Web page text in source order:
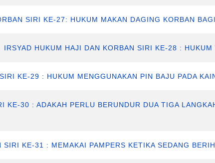
SIRI KE-27: HUKUM MAKAN DAGING KORBAN
IRSYAD HUKUM HAJI DAN KORBAN SIRI KE-28 : HUKUM
KE-29 : HUKUM MENGGUNAKAN PIN BAJU PADA
KE-30 : ADAKAH PERLU BERUNDUR DUA TIGA
KE-31 : MEMAKAI PAMPERS KETIKA SEDANG